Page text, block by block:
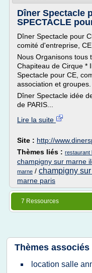
Dîner Spectacle
SPECTACLE
Dîner Spectacle pour
comité d'entreprise,
Nous Organisons tous
Chapiteau de Cirque *
Spectacle pour CE,
association et
Dîner Spectacle idée
de PARIS...
Lire la suite
Site : http://
Thèmes liés : restaurant
champigny sur marne
marne / champigny
marne paris
7 Ressources
Thèmes associés
location salle